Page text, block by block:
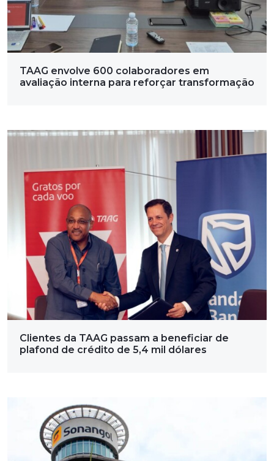
TAAG envolve 600 colaboradores em
avaliação interna para reforçar transformação
Clientes da TAAG passam a beneficiar de
plafond de crédito de 5,4 mil dólares